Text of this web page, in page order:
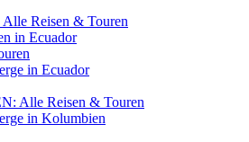
Reisen & Touren
in Ecuador
in Ecuador
Alle Reisen & Touren
in Kolumbien